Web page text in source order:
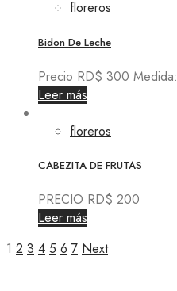
floreros
Bidon De Leche
Precio RD$ 300 Medida:
Leer más
floreros
CABEZITA DE FRUTAS
PRECIO RD$ 200
Leer más
1 2 3 4 5 6 7 Next